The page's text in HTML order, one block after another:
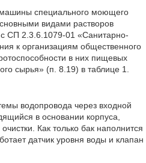
специального моющего
видами растворов
с СП 2.3.6.1079-01 «Санитарно-
к организациям общественного
в них пищевых
сырья» (п. 8.19) в таблице 1.
водопровода через входной
в основании корпуса,
Как только бак наполнится
датчик уровня воды и клапан